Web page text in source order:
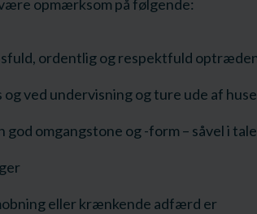
opmærksom på følgende:
ordentlig og respektfuld
og ved undervisning og ture ude af
omgangstone og -form – såvel i
eller krænkende adfærd er